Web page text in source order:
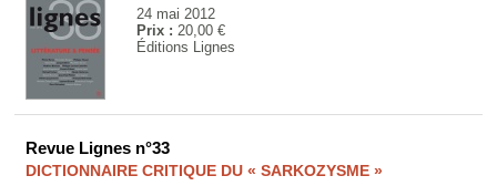
24 mai 2012
Prix : 20,00 €
Éditions Lignes
Revue Lignes n°33
DICTIONNAIRE CRITIQUE DU « SARKOZYSME »